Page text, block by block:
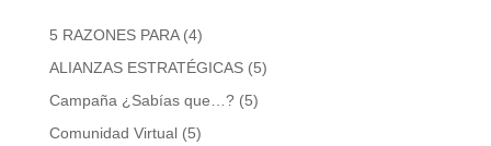
5 RAZONES PARA(4)
ALIANZAS ESTRATÉGICAS(5)
Campaña ¿Sabías que…?(5)
Comunidad Virtual(5)